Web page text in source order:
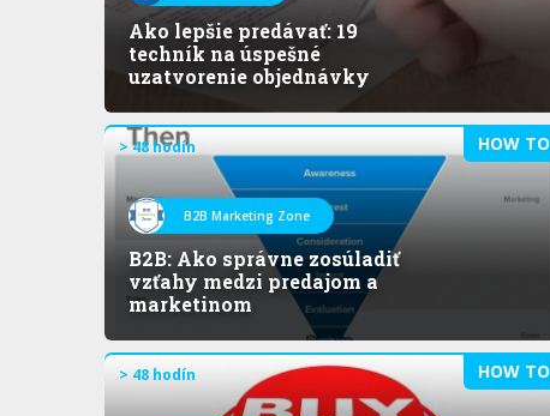
Ako lepšie predávať: 19
techník na úspešné
uzatvorenie objednávky
HOW TO
> 48 hodín
B2B Marketing Zone
B2B: Ako správne zosúladiť
vzťahy medzi predajom a
marketinom
HOW TO
> 48 hodín